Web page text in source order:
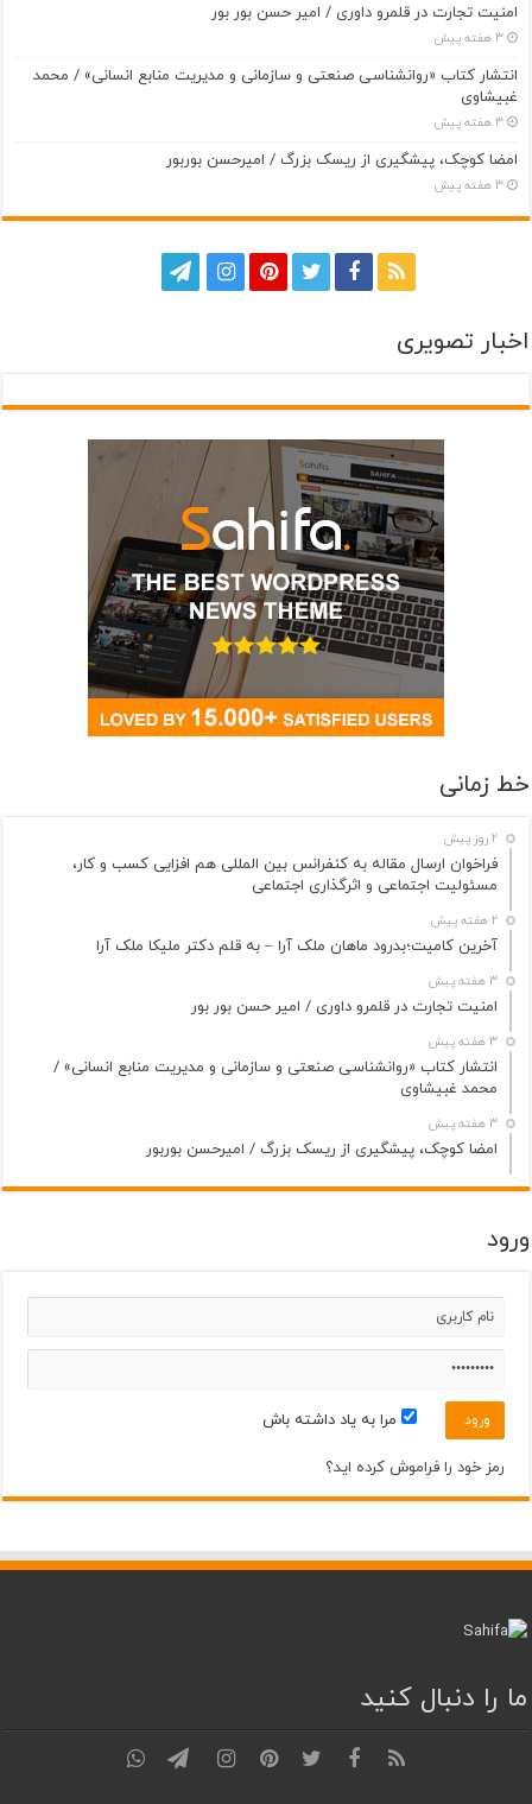
امنیت تجارت در قلمرو داوری / امیر حسن بور بور
3 هفته پیش
انتشار کتاب «روانشناسی صنعتی و سازمانی و مدیریت منابع انسانی» / محمد
غبیشاوی
3 هفته پیش
امضا کوچک، پیشگیری از ریسک بزرگ / امیرحسن بوربور
3 هفته پیش
اخبار تصویری
خط زمانی
2 روز پیش
فراخوان ارسال مقاله به کنفرانس بین المللی هم افزایی کسب و کار،
مسئولیت اجتماعی و اثرگذاری اجتماعی
2 هفته پیش
آخرین کامیت؛بدرود ماهان ملک آرا – به قلم دکتر ملیکا ملک آرا
3 هفته پیش
امنیت تجارت در قلمرو داوری / امیر حسن بور بور
3 هفته پیش
انتشار کتاب «روانشناسی صنعتی و سازمانی و مدیریت منابع انسانی» /
محمد غبیشاوی
3 هفته پیش
امضا کوچک، پیشگیری از ریسک بزرگ / امیرحسن بوربور
ورود
مرا به یاد داشته باش
رمز خود را فراموش کرده اید؟
ما را دنبال کنید